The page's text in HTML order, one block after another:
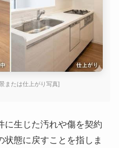
または仕上がり写真]
に生じた汚れや傷を契約
状態に戻すことを指しま